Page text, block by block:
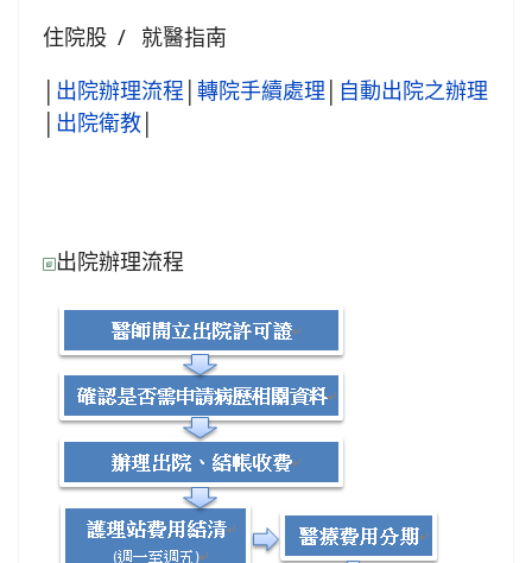
住院股
就醫指南
出院辦理流程 轉院手續處理 自動出院之辦理
出院衛教
出院辦理流程